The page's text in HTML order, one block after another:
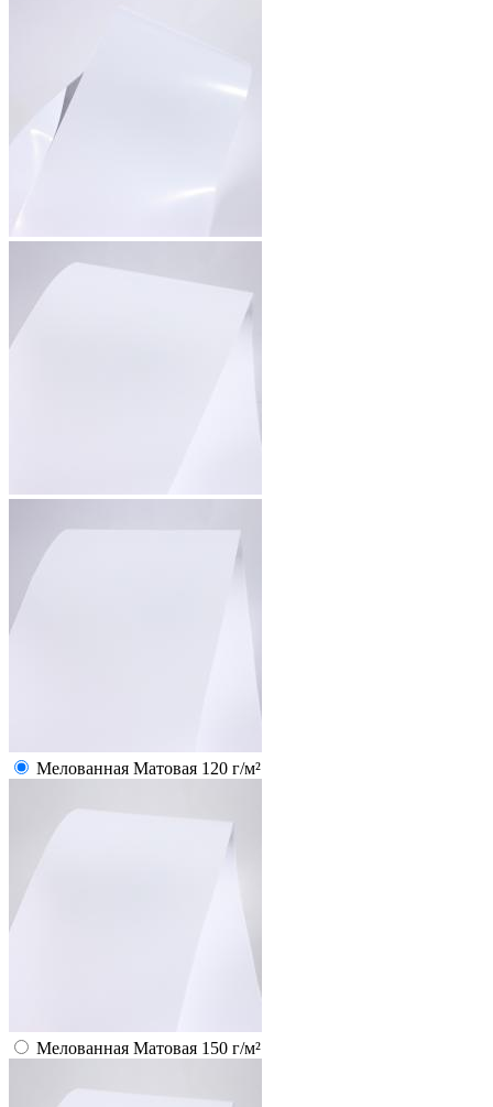
Мелованная Матовая 120 г/м²
Мелованная Матовая 150 г/м²